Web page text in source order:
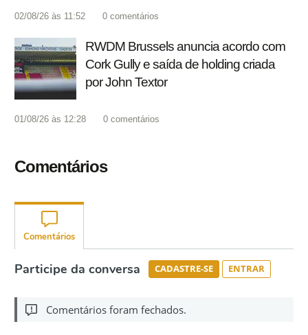
02/08/26 às 11:52 0 comentários
RWDM Brussels anuncia acordo com
Cork Gully e saída de holding criada
por John Textor
01/08/26 às 12:28 0 comentários
Comentários